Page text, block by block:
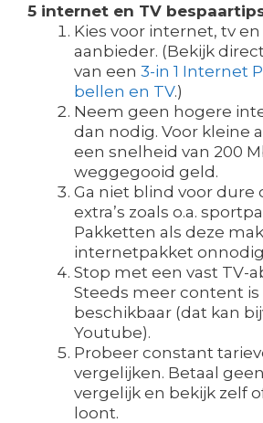
5 internet en TV
Kies voor internet, tv
aanbieder. (Bekijk
van een 3-in 1 Internet
bellen en TV.)
Neem geen hogere
dan nodig. Voor kleine
een snelheid van 200
weggegooid geld.
Ga niet blind voor dure
extra’s zoals o.a.
Pakketten als deze
internetpakket
Stop met een vast TV-
Steeds meer content
beschikbaar (dat kan
Youtube).
Probeer constant
vergelijken. Betaal
vergelijk en bekijk zelf
loont.